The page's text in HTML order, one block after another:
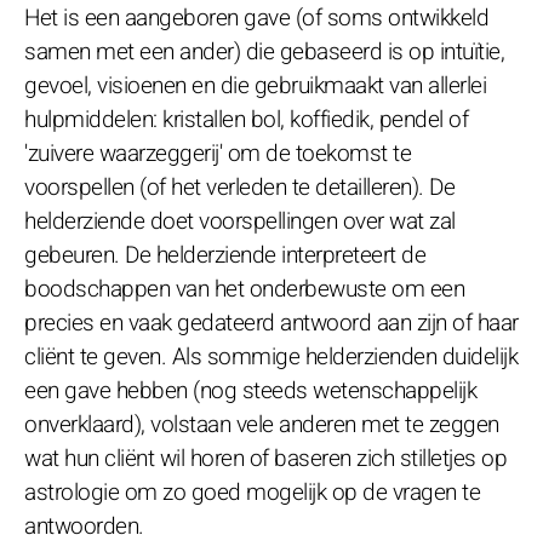
Het is een aangeboren gave (of soms ontwikkeld
samen met een ander) die gebaseerd is op intuïtie,
gevoel, visioenen en die gebruikmaakt van allerlei
hulpmiddelen: kristallen bol, koffiedik, pendel of
'zuivere waarzeggerij' om de toekomst te
voorspellen (of het verleden te detailleren). De
helderziende doet voorspellingen over wat zal
gebeuren. De helderziende interpreteert de
boodschappen van het onderbewuste om een
precies en vaak gedateerd antwoord aan zijn of haar
cliënt te geven. Als sommige helderzienden duidelijk
een gave hebben (nog steeds wetenschappelijk
onverklaard), volstaan vele anderen met te zeggen
wat hun cliënt wil horen of baseren zich stilletjes op
astrologie om zo goed mogelijk op de vragen te
antwoorden.